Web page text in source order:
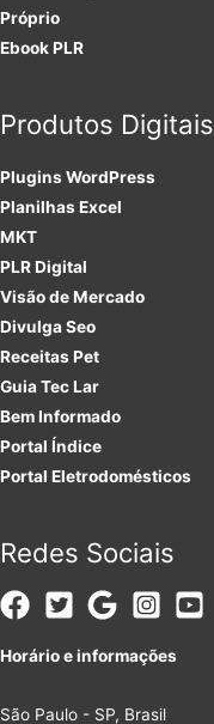
Próprio
Ebook PLR
Produtos Digitais
PluginsWordPress
Planilhas Excel
MKT
PLRDigital
Visão de Mercado
Divulga Seo
Receitas Pet
Guia Tec Lar
Bem Informado
Portal Índice
Portal Eletrodomésticos
Redes Sociais
Horário e informações
São Paulo - SP, Brasil